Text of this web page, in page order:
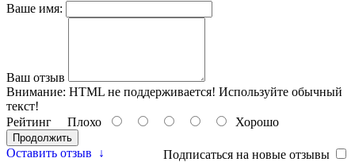
Ваше имя:
Ваш отзыв
Внимание: HTML не поддерживается! Используйте обычный
текст!
Рейтинг Плохо Хорошо
Продолжить
Подписаться на новые отзывы
Оставить отзыв ↓